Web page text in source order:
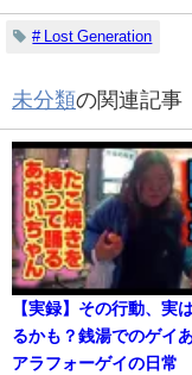
# Lost Generation
未分類の関連記事
【実録】その行動、実
るかも？銭湯でのゲイ
アラフォーゲイの日常